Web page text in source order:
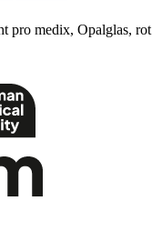
pro medix, Opalglas, rot